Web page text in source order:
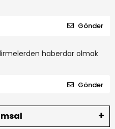
Gönder
haberdar olmak
Gönder